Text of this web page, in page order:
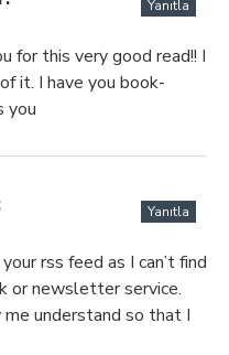
Yanıtla
for this very good read!! I
it. I have you book-
you
Yanıtla
rss feed as I can’t find
or newsletter service.
understand so that I